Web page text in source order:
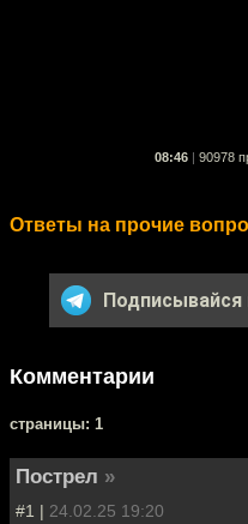
08:46 90978
Ответы на прочие
Подписывайся
Комментарии
cтраницы: 1
Пострел »
#1 | 24.02.25 19:20